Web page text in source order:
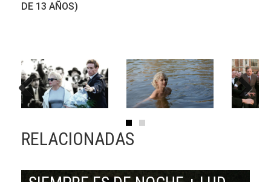
DE 13 AÑOS)
RELACIONADAS